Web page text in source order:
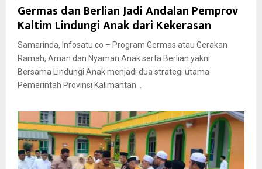
Germas dan Berlian Jadi Andalan Pemprov
Kaltim Lindungi Anak dari Kekerasan
Samarinda, Infosatu.co – Program Germas atau Gerakan
Ramah, Aman dan Nyaman Anak serta Berlian yakni
Bersama Lindungi Anak menjadi dua strategi utama
Pemerintah Provinsi Kalimantan...